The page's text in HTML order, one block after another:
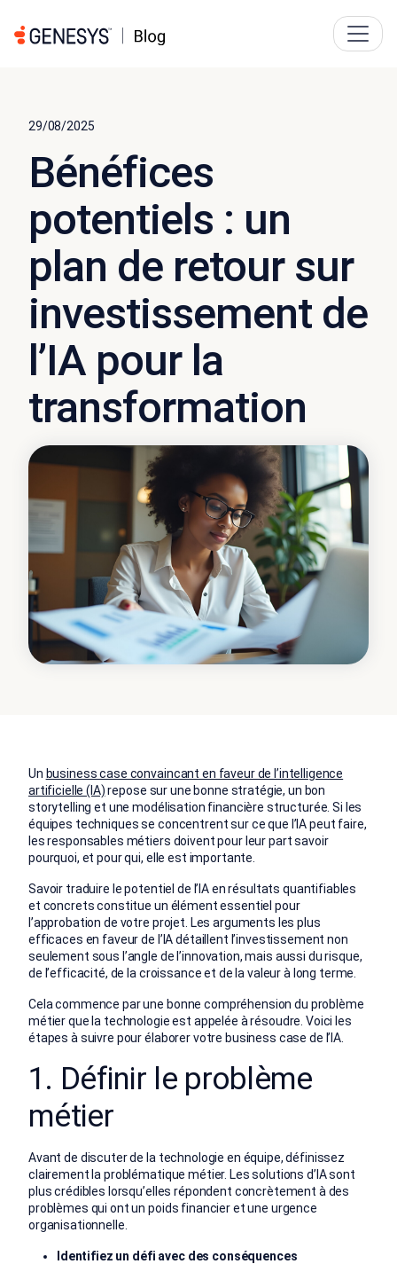
29/08/2025
Bénéfices
potentiels : un
plan de retour sur
investissement de
l’IA pour la
transformation
Un business case convaincant en faveur de l’intelligence
artificielle (IA)repose sur une bonne stratégie, un bon
storytelling et une modélisation financière structurée. Si les
équipes techniques se concentrent sur ce que l’IA peut faire,
les responsables métiers doivent pour leur part savoir
pourquoi, et pour qui, elle est importante.
Savoir traduire le potentiel de l’IA en résultats quantifiables
et concrets constitue un élément essentiel pour
l’approbation de votre projet. Les arguments les plus
efficaces en faveur de l’IA détaillent l’investissement non
seulement sous l’angle de l’innovation, mais aussi du risque,
de l’efficacité, de la croissance et de la valeur à long terme.
Cela commence par une bonne compréhension du problème
métier que la technologie est appelée à résoudre. Voici les
étapes à suivre pour élaborer votre business case de l’IA.
1. Définir le problème
métier
Avant de discuter de la technologie en équipe, définissez
clairement la problématique métier. Les solutions d’IA sont
plus crédibles lorsqu’elles répondent concrètement à des
problèmes qui ont un poids financier et une urgence
organisationnelle.
Identifiez un défi avec des conséquences